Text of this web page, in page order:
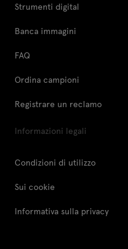
Strumenti digital
Banca immagini
FAQ
Ordina campioni
Registrare un reclamo
Informazioni legali
Condizioni di utilizzo
Sui cookie
Informativa sulla privacy